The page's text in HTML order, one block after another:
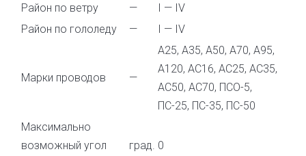
Район по ветру
—
I — IV
Район по гололеду
— I — IV
Марки проводов —
А25, А35, А50, А70, А95,
А120, АС16, АС25, АС35,
АС50, АС70, ПСО-5,
ПС-25, ПС-35, ПС-50
Максимально
возможный угол
град. 0